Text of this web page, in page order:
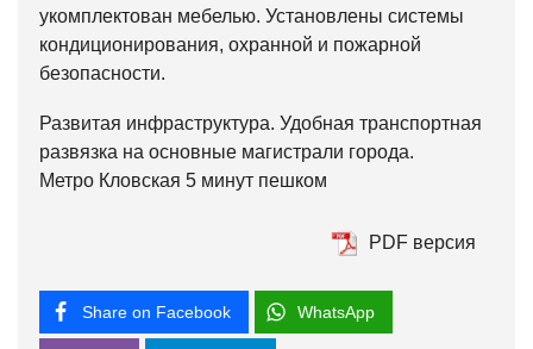
укомплектован мебелью. Установлены системы
кондиционирования, охранной и пожарной
безопасности.
Развитая инфраструктура. Удобная транспортная
развязка на основные магистрали города.
Метро Кловская 5 минут пешком
PDF версия
Share on Facebook WhatsApp